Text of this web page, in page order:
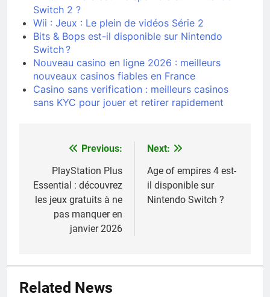
Switch 2 ?
Wii : Jeux : Le plein de vidéos Série 2
Bits & Bops est-il disponible sur Nintendo
Switch ?
Nouveau casino en ligne 2026 : meilleurs
nouveaux casinos fiables en France
Casino sans verification : meilleurs casinos
sans KYC pour jouer et retirer rapidement
Navigation
l’article
Previous:
PlayStation Plus
Essential : découvrez
les jeux gratuits à ne
pas manquer en
janvier 2026
Next:
Age of empires 4 est-
il disponible sur
Nintendo Switch ?
Related News